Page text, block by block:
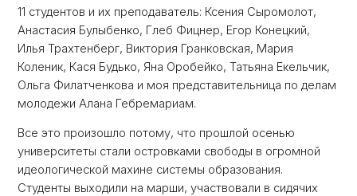
11 студентов и их преподаватель: Ксения Сыромолот,
Анастасия Булыбенко, Глеб Фицнер, Егор Конецкий,
Илья Трахтенберг, Виктория Гранковская, Мария
Коленик, Кася Будько, Яна Оробейко, Татьяна Екельчик,
Ольга Филатченкова и моя представительница по делам
молодежи Алана Гебремариам.
Все это произошло потому, что прошлой осенью
университеты стали островками свободы в огромной
идеологической махине системы образования.
Студенты выходили на марши, участвовали в сидячих